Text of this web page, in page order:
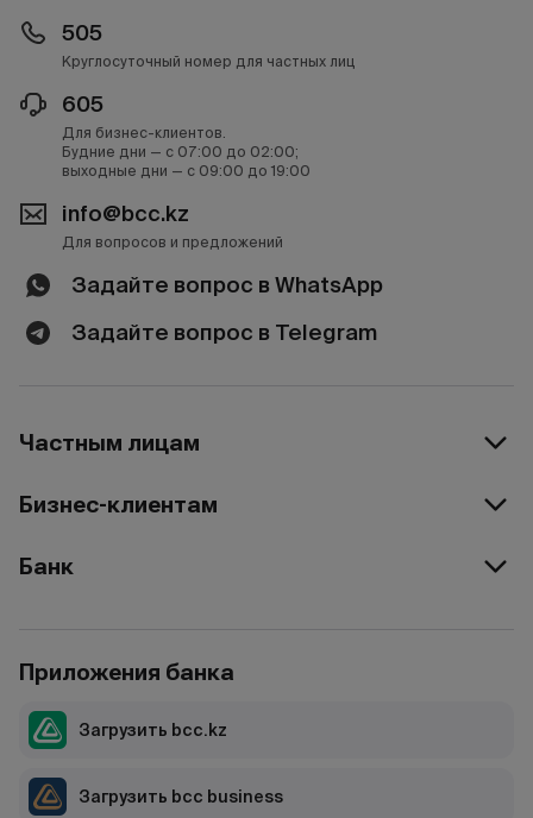
505
Круглосуточный номер для частных лиц
605
Для бизнес-клиентов.
Будние дни — с 07:00 до 02:00;
выходные дни — с 09:00 до 19:00
info@bcc.kz
Для вопросов и предложений
Задайте вопрос в WhatsApp
Задайте вопрос в Telegram
Частным лицам
Бизнес-клиентам
Банк
Приложения банка
Загрузить bcc.kz
Загрузить bcc business